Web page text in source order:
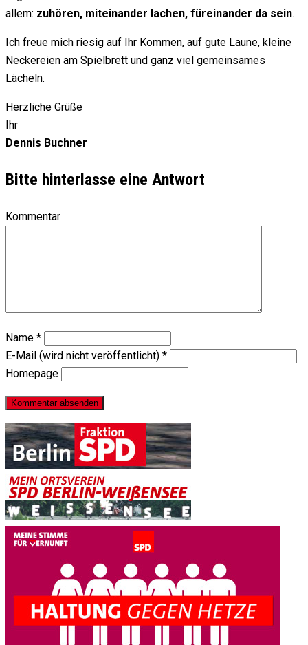
allem: zuhören, miteinander lachen, füreinander da sein.
Ich freue mich riesig auf Ihr Kommen, auf gute Laune, kleine
Neckereien am Spielbrett und ganz viel gemeinsames
Lächeln.
Herzliche Grüße
Ihr
Dennis Buchner
Bitte hinterlasse eine Antwort
Kommentar
Name *
E-Mail (wird nicht veröffentlicht) *
Homepage